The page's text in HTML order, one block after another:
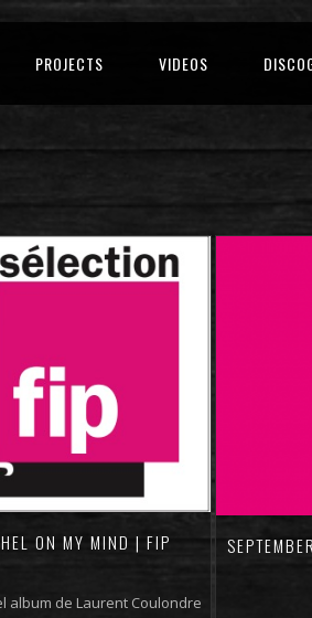
PROJECTS VIDEOS
ON MY MIND | FIP
album de Laurent Coulondre